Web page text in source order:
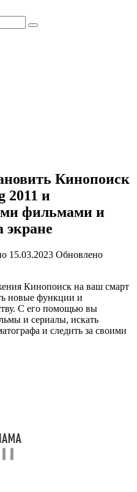
Кинопоиск
2011 и
фильмами и
экране
15.03.2023 Обновлено
Кинопоиск на ваш смарт
новые функции и
С его помощью вы
и сериалы, искать
и следить за своими